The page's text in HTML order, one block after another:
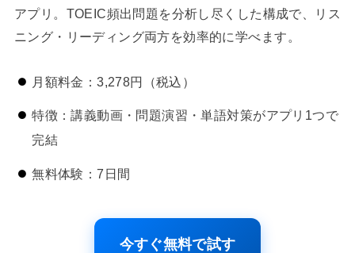
アプリ。TOEIC頻出問題を分析し尽くした構成で、リス
ニング・リーディング両方を効率的に学べます。
月額料金：3,278円（税込）
特徴：講義動画・問題演習・単語対策がアプリ1つで
完結
無料体験：7日間
今すぐ無料で試す